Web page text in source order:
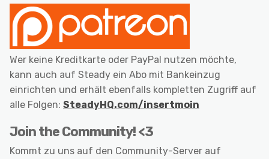
Wer keine Kreditkarte oder PayPal nutzen möchte,
kann auch auf Steady ein Abo mit Bankeinzug
einrichten und erhält ebenfalls kompletten Zugriff auf
alle Folgen: SteadyHQ.com/insertmoin
Join the Community! <3
Kommt zu uns auf den Community-Server auf